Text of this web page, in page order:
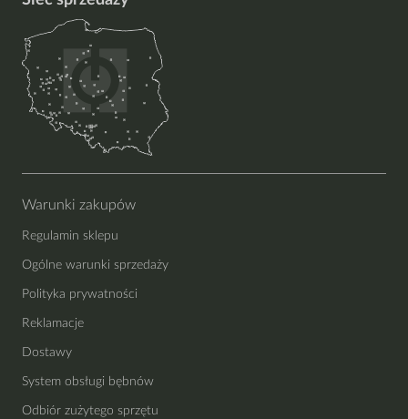
Warunki zakupów
Regulamin sklepu
Ogólne warunki sprzedaży
Polityka prywatności
Reklamacje
Dostawy
System obsługi bębnów
Odbiór zużytego sprzętu